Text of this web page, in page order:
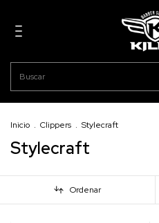
Inicio . Clippers . Stylecraft
Stylecraft
Ordenar